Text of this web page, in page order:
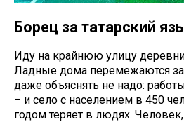
Борец за татарский
Иду на крайнюю улицу
Ладные дома перемежаются
даже объяснять не надо:
– и село с населением в 450
годом теряет в людях.